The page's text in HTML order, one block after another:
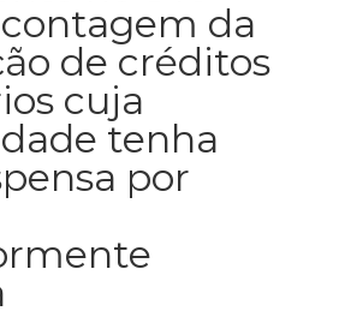
da
de créditos
cuja
tenha
por